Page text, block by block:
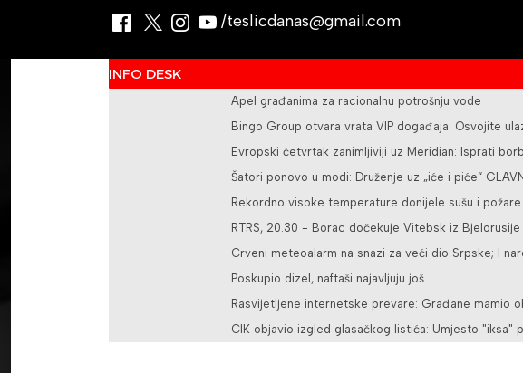
/teslicdanas@gmail.com
INFO DESK
Apel građanima za racionalnu potrošnju vode
Bingo Group otvara vrata VIP događaja: Osvojite
Evropski četvrtak zanimljiviji uz Meridian: Isprati
Šatori ponovo u modi: Druženje uz „iće i piće“
Rekordno visoke temperature donijele sušu i
RTRS, 20.30 - Borac dočekuje Vitebsk iz Bjelorusije
Crveni meteoalarm na snazi za veći dio Srpske; I
Poskupio dizel, naftaši najavljuju još
Rasvijetljene internetske prevare: Građane mamio
CIK objavio izgled glasačkog listića: Umjesto "iksa"